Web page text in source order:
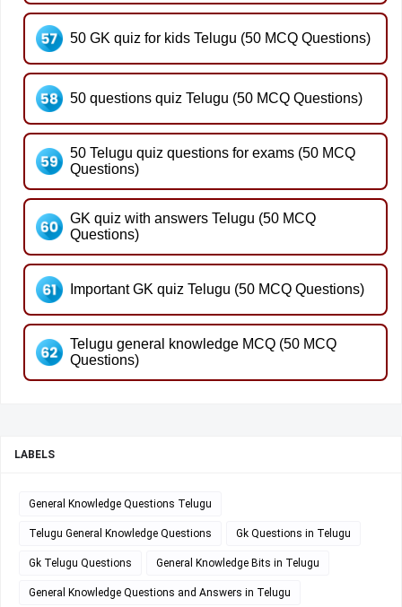
50 GK quiz for kids Telugu (50 MCQ Questions)
50 questions quiz Telugu (50 MCQ Questions)
50 Telugu quiz questions for exams (50 MCQ
Questions)
GK quiz with answers Telugu (50 MCQ
Questions)
Important GK quiz Telugu (50 MCQ Questions)
Telugu general knowledge MCQ (50 MCQ
Questions)
LABELS
General Knowledge Questions Telugu
Telugu General Knowledge Questions Gk Questions in Telugu
Gk Telugu Questions General Knowledge Bits in Telugu
General Knowledge Questions and Answers in Telugu